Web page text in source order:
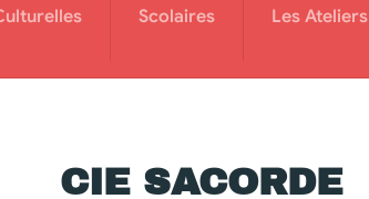
Scolaires Les Ateliers
CIE SACORDE